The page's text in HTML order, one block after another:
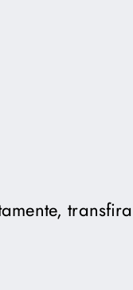
transfira